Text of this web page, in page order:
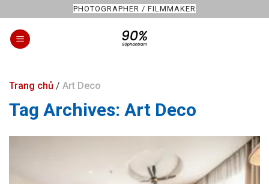
content
PHOTOGRAPHER / FILMMAKER
Trang chủ / Art Deco
Tag Archives: Art Deco